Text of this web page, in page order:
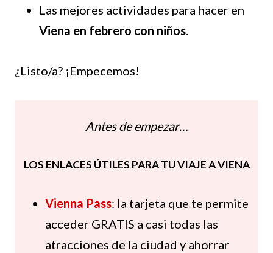
Las mejores actividades para hacer en
Viena en febrero con niños.
¿Listo/a? ¡Empecemos!
Antes de empezar…
LOS ENLACES ÚTILES PARA TU VIAJE A VIENA
Vienna Pass: la tarjeta que te permite
acceder GRATIS a casi todas las
atracciones de la ciudad y ahorrar